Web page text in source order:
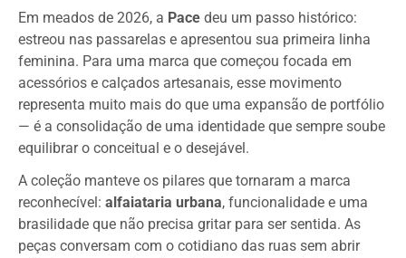
Em meados de 2026, a Pace deu um passo histórico:
estreou nas passarelas e apresentou sua primeira linha
feminina. Para uma marca que começou focada em
acessórios e calçados artesanais, esse movimento
representa muito mais do que uma expansão de portfólio
— é a consolidação de uma identidade que sempre soube
equilibrar o conceitual e o desejável.
A coleção manteve os pilares que tornaram a marca
reconhecível: alfaiataria urbana, funcionalidade e uma
brasilidade que não precisa gritar para ser sentida. As
peças conversam com o cotidiano das ruas sem abrir